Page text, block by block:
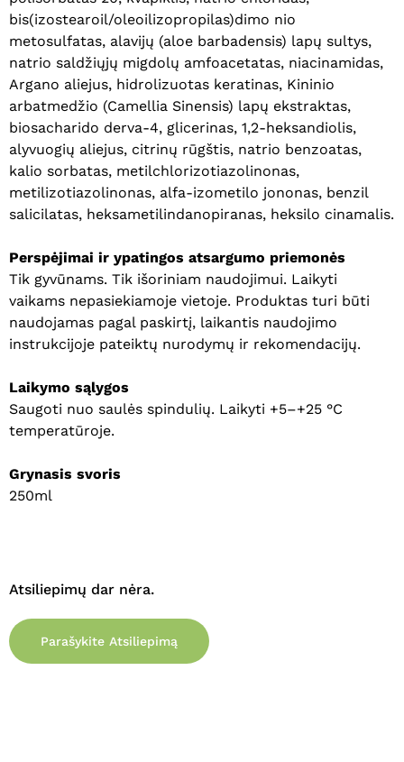
Krepšelyje nėra produktų.
bis(izostearoil/oleoilizopropilas)dimo nio
metosulfatas, alavijų (aloe barbadensis) lapų sultys,
natrio saldžiųjų migdolų amfoacetatas, niacinamidas,
Argano aliejus, hidrolizuotas keratinas, Kininio
arbatmedžio (Camellia Sinensis) lapų ekstraktas,
biosacharido derva-4, glicerinas, 1,2-heksandiolis,
alyvuogių aliejus, citrinų rūgštis, natrio benzoatas,
kalio sorbatas, metilchlorizotiazolinonas,
metilizotiazolinonas, alfa-izometilo jononas, benzil
salicilatas, heksametilindanopiranas, heksilo cinamalis.
Perspėjimai ir ypatingos atsargumo priemonės
Tik gyvūnams. Tik išoriniam naudojimui. Laikyti
vaikams nepasiekiamoje vietoje. Produktas turi būti
naudojamas pagal paskirtį, laikantis naudojimo
instrukcijoje pateiktų nurodymų ir rekomendacijų.
Laikymo sąlygos
Saugoti nuo saulės spindulių. Laikyti +5–+25 °C
temperatūroje.
Grynasis svoris
250ml
Atsiliepimų dar nėra.
Parašykite Atsiliepimą